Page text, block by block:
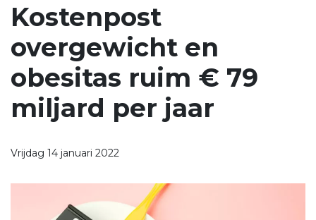
Kostenpost
overgewicht en
obesitas ruim € 79
miljard per jaar
Vrijdag 14 januari 2022